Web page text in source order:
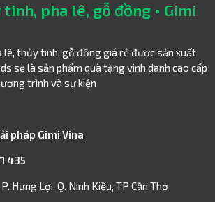
pha lê, gỗ đồng • Gimi
lê, thủy tinh, gỗ đồng giá rẻ được sản xuất
sẽ là sản phẩm quà tặng vinh danh cao cấp
trình và sự kiện
pháp Gimi Vina
435
Hưng Lợi, Q. Ninh Kiều, TP Cần Thơ